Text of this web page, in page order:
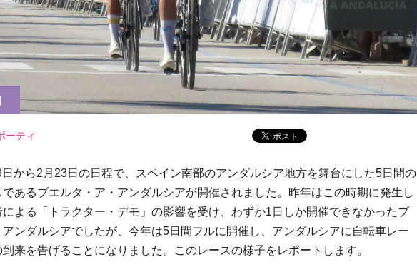
ーティ
から2月23日の日程で、スペイン南部のアンダルシア地方を舞台にした5日間の
であるブエルタ・ア・アンダルシアが開催されました。昨年はこの時期に発生し
による「トラクター・デモ」の影響を受け、わずか1日しか開催できなかったブ
ンダルシアでしたが、今年は5日間フルに開催し、アンダルシアに自転車レー
来を告げることになりました。このレースの様子をレポートします。